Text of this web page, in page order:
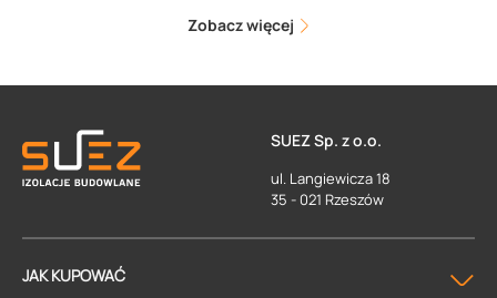
Zobacz więcej
SUEZ Sp. z o.o.
ul. Langiewicza 18
35 - 021 Rzeszów
JAK KUPOWAĆ